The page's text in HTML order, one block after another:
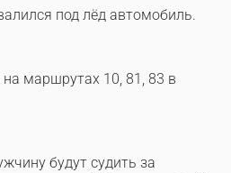
под лёд автомобиль.
маршрутах 10, 81, 83 в
будут судить за